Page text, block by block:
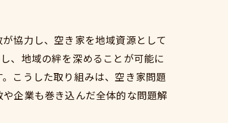
協力し、空き家を地域資源として
、地域の絆を深めることが可能に
こうした取り組みは、空き家問題
企業も巻き込んだ全体的な問題解